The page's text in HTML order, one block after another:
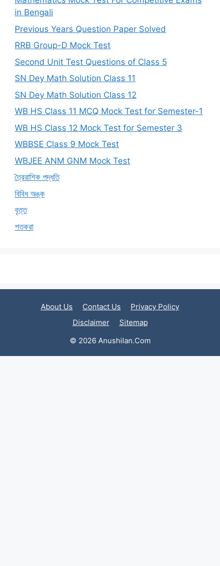
in Bengali
Previous Years Question Paper Solved
RRB Group-D Mock Test
Second Unit Test Questions of Class 5
SN Dey Math Solution Class 11
SN Dey Math Solution Class 12
WB HS Class 11 MCQ Mock Test for Semester-1
WB HS Class 12 Mock Test for Semester 3
WBBSE Class 9 Mock Test
WBJEE ANM GNM Mock Test
ত্রৈরাশিক পদ্ধতি
বিবিধ অঙ্ক
বৃত্ত
শতকরা
About Us Contact Us
Privacy Policy
Disclaimer
Sitemap
© 2026 Anushilan.Com